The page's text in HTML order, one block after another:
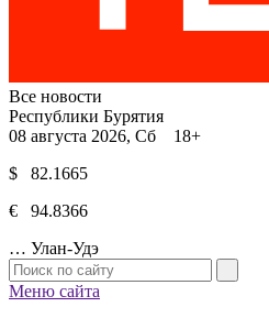
Все новости
Республики Бурятия
08 августа 2026, Сб 18+
$ 82.1665
€ 94.8366
… Улан-Удэ
Меню сайта